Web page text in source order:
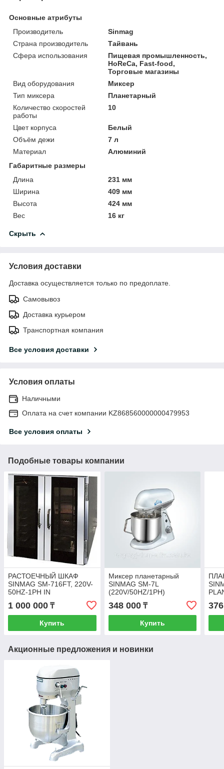
Основные атрибуты
Производитель
Sinmag
Страна производитель
Тайвань
Сфера использования
Пищевая промышленность,
HoReCa, Fast-food,
Торговые магазины
Вид оборудования
Миксер
Тип миксера
Планетарный
Количество скоростей
работы
10
Цвет корпуса
Белый
Объём дежи
7 л
Материал
Алюминий
Габаритные размеры
Длина
231 мм
Ширина
409 мм
Высота
424 мм
Вес
16 кг
Скрыть
Условия доставки
Доставка осуществляется только по предоплате.
Самовывоз
Доставка курьером
Транспортная компания
Все условия доставки
Условия оплаты
Наличными
Оплата на счет компании KZ868560000000479953
Все условия оплаты
Подобные товары компании
РАСТОЕЧНЫЙ ШКАФ
SINMAG SM-716FT, 220V-
50HZ-1PH IN
ATKWXE2305
1 000 000 ₸
Купить
Миксер планетарный
SINMAG SM-7L
(220V/50HZ/1PH)
348 000₸
Купить
Акционные предложения и новинки